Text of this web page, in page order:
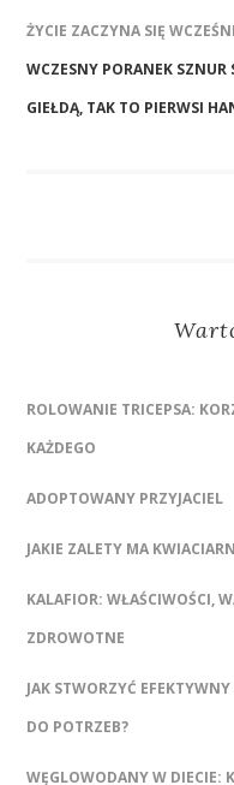
ŻYCIE ZACZYNA SIĘ
WCZESNY PORANEK
GIEŁDĄ, TAK TO PIERWSI
ROLOWANIE TRICEPSA:
KAŻDEGO
ADOPTOWANY PRZYJACIEL
JAKIE ZALETY MA
KALAFIOR: WŁAŚCIWOŚCI,
ZDROWOTNE
JAK STWORZYĆ
DO POTRZEB?
WĘGLOWODANY W DIECIE: